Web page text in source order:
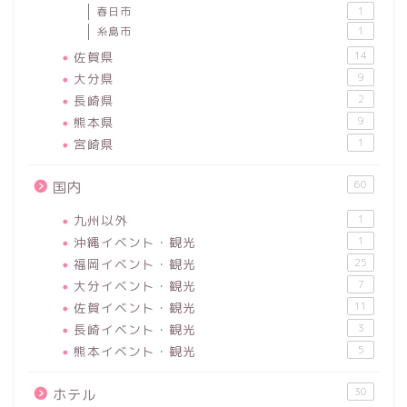
春日市 1
糸島市 1
佐賀県 14
大分県 9
長崎県 2
熊本県 9
宮崎県 1
国内 60
九州以外 1
沖縄イベント・観光 1
福岡イベント・観光 25
大分イベント・観光 7
佐賀イベント・観光 11
長崎イベント・観光 3
熊本イベント・観光 5
ホテル 30